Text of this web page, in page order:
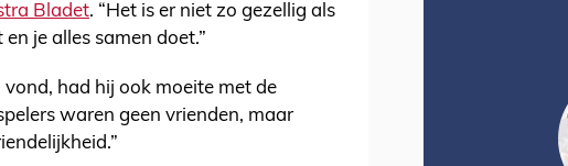
Bladet. “Het is er niet zo gezellig als
je alles samen doet.”
had hij ook moeite met de
waren geen vrienden, maar